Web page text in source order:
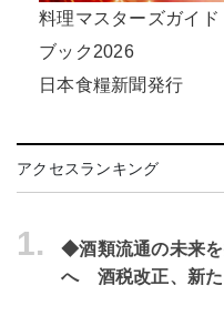
料理マスターズガイド
ブック2026
日本食糧新聞発行
アクセスランキング
1.
◆酒類流通の未来
へ 酒税改正、新た